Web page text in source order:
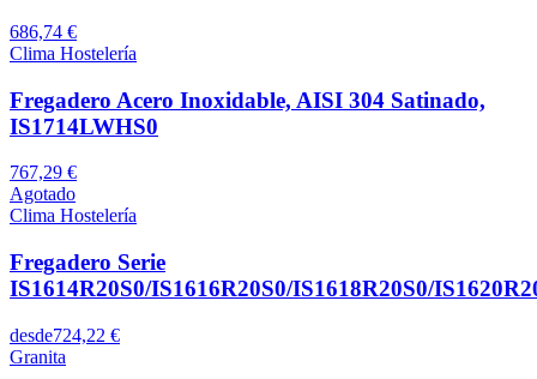
686,74 €
Clima Hostelería
Fregadero Acero Inoxidable, AISI 304 Satinado,
IS1714LWHS0
767,29 €
Agotado
Clima Hostelería
Fregadero Serie
IS1614R20S0/IS1616R20S0/IS1618R20S0/
desde724,22 €
Granita